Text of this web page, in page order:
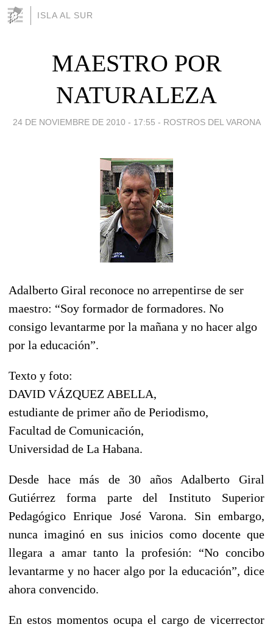
ISLA AL SUR
MAESTRO POR
NATURALEZA
24 DE NOVIEMBRE DE 2010 - 17:55 - ROSTROS DEL VARONA
Adalberto Giral reconoce no arrepentirse de ser
maestro: “Soy formador de formadores. No
consigo levantarme por la mañana y no hacer algo
por la educación”.
Texto y foto:
DAVID VÁZQUEZ ABELLA,
estudiante de primer año de Periodismo,
Facultad de Comunicación,
Universidad de La Habana.
Desde hace más de 30 años Adalberto Giral
Gutiérrez forma parte del Instituto Superior
Pedagógico Enrique José Varona. Sin embargo,
nunca imaginó en sus inicios como docente que
llegara a amar tanto la profesión: “No concibo
levantarme y no hacer algo por la educación”, dice
ahora convencido.
En estos momentos ocupa el cargo de vicerrector